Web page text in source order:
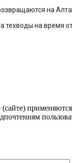
на
техводы на время
применяются